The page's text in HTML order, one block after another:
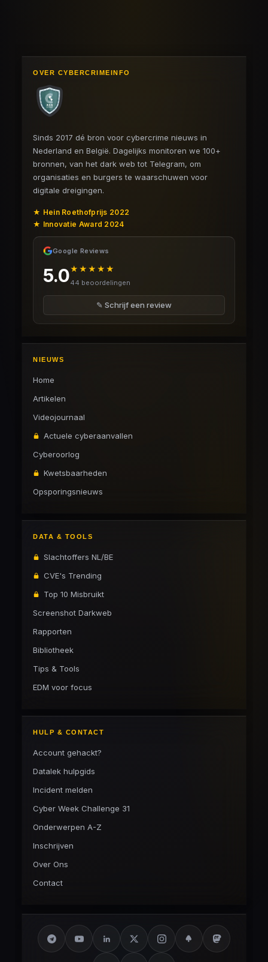
OVER CYBERCRIMEINFO
Sinds 2017 dé bron voor cybercrime nieuws in
Nederland en België. Dagelijks monitoren we 100+
bronnen, van het dark web tot Telegram, om
organisaties en burgers te waarschuwen voor
digitale dreigingen.
★ Hein Roethofprijs 2022
★ Innovatie Award 2024
Google Reviews
5.0★★★★★
44 beoordelingen
✎ Schrijf een review
NIEUWS
Home
Artikelen
Videojournaal
Actuele cyberaanvallen
Cyberoorlog
Kwetsbaarheden
Opsporingsnieuws
DATA & TOOLS
Slachtoffers NL/BE
CVE's Trending
Top 10 Misbruikt
Screenshot Darkweb
Rapporten
Bibliotheek
Tips & Tools
EDM voor focus
HULP & CONTACT
Account gehackt?
Datalek hulpgids
Incident melden
Cyber Week Challenge 31
Onderwerpen A-Z
Inschrijven
Over Ons
Contact